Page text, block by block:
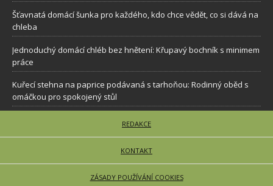
Šťavnatá domácí šunka pro každého, kdo chce vědět, co si dává na
chleba
Jednoduchý domácí chléb bez hnětení: Křupavý bochník s minimem
práce
Kuřecí stehna na paprice podávaná s tarhoňou: Rodinný oběd s
omáčkou pro spokojený stůl
REDAKCE
KONTAKT
ZÁSADY POUŽÍVÁNÍ COOKIES